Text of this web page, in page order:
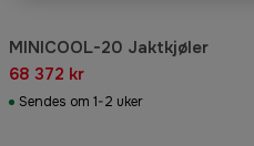
MINICOOL-20 Jaktkjøler
68 372 kr
Sendes om 1-2 uker